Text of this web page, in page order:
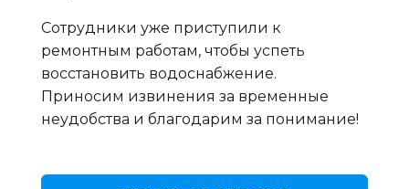
Сотрудники уже приступили к
ремонтным работам, чтобы успеть
восстановить водоснабжение.
Приносим извинения за временные
неудобства и благодарим за понимание!